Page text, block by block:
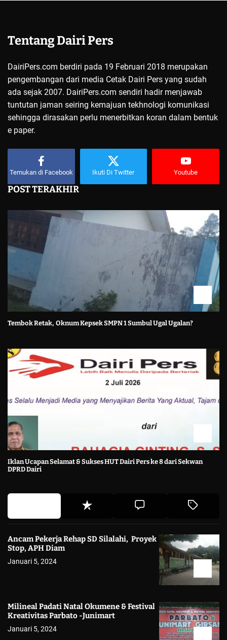
Tentang Dairi Pers
DairiPers.com berdiri pada 19 Februari 2018 merupakan
pengembangan dari media Cetak Dairi Pers yang sudah
ada sejak 2007. DairiPers.com sendiri hadir menjawab
tuntutan jaman seiring kemajuan tekhnologi komunikasi
sehingga dirasakan perlu menerbitkan koran dalam bentuk
e paper.
Temukan di Facebook Ikuti Di Twitter Youtube
POST TERAKHIR
Tembok Retak, Oknum Kepsek SMPN 1 Sumbul Ugal Ugalan?
Iklan Ucapan Selamat & Sukses HUT Dairi Pers ke 8 dari Sekwan
DPRD Dairi
Ancam Pekerja Rehap SD Silalahi, Proyek
Stop, APH Diam
Januari 5, 2024
Milineal Padati Natal Okumene & Festival
Kreativitas Parbato -Junimart
Januari 5, 2024